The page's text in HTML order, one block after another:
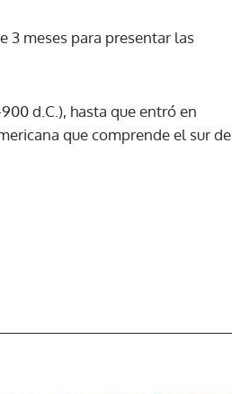
3 meses para presentar las
d.C.), hasta que entró en
que comprende el sur de